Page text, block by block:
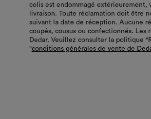
colis est endommagé extérieurement,
livraison. Toute réclamation doit être
suivant la date de réception. Aucune
coupés, cousus ou confectionnés.
Dedar. Veuillez consulter la politique
"conditions générales de vente de